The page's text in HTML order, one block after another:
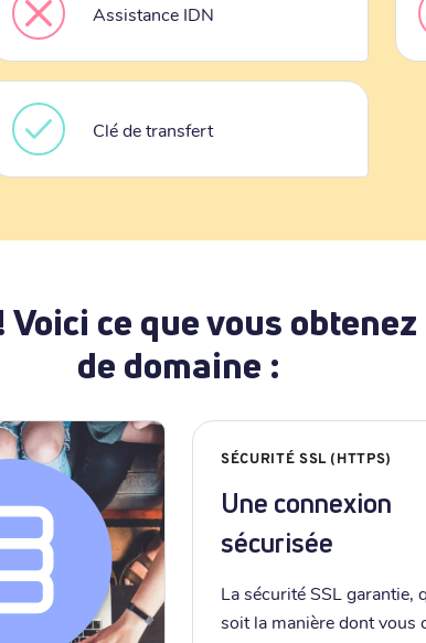
Assistance IDN
Clé de transfert
ce que vous
de domaine :
SÉCURITÉ SSL (HTTPS)
Une connexion
sécurisée
La sécurité SSL garantie,
soit la manière dont vous